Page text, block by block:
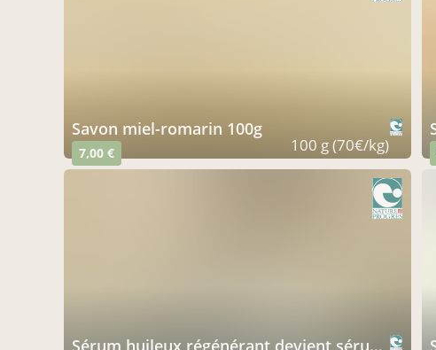
savon miel-romarin 100g
7,00 € 100 g (70€/kg)
sérum huileux régénérant devient sérum "clarté" 30ml